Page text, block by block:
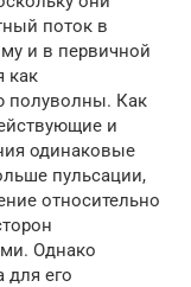
поток в
и в первичной
как
полуволны. Как
и
одинаковые
пульсации,
относительно
Однако
для его